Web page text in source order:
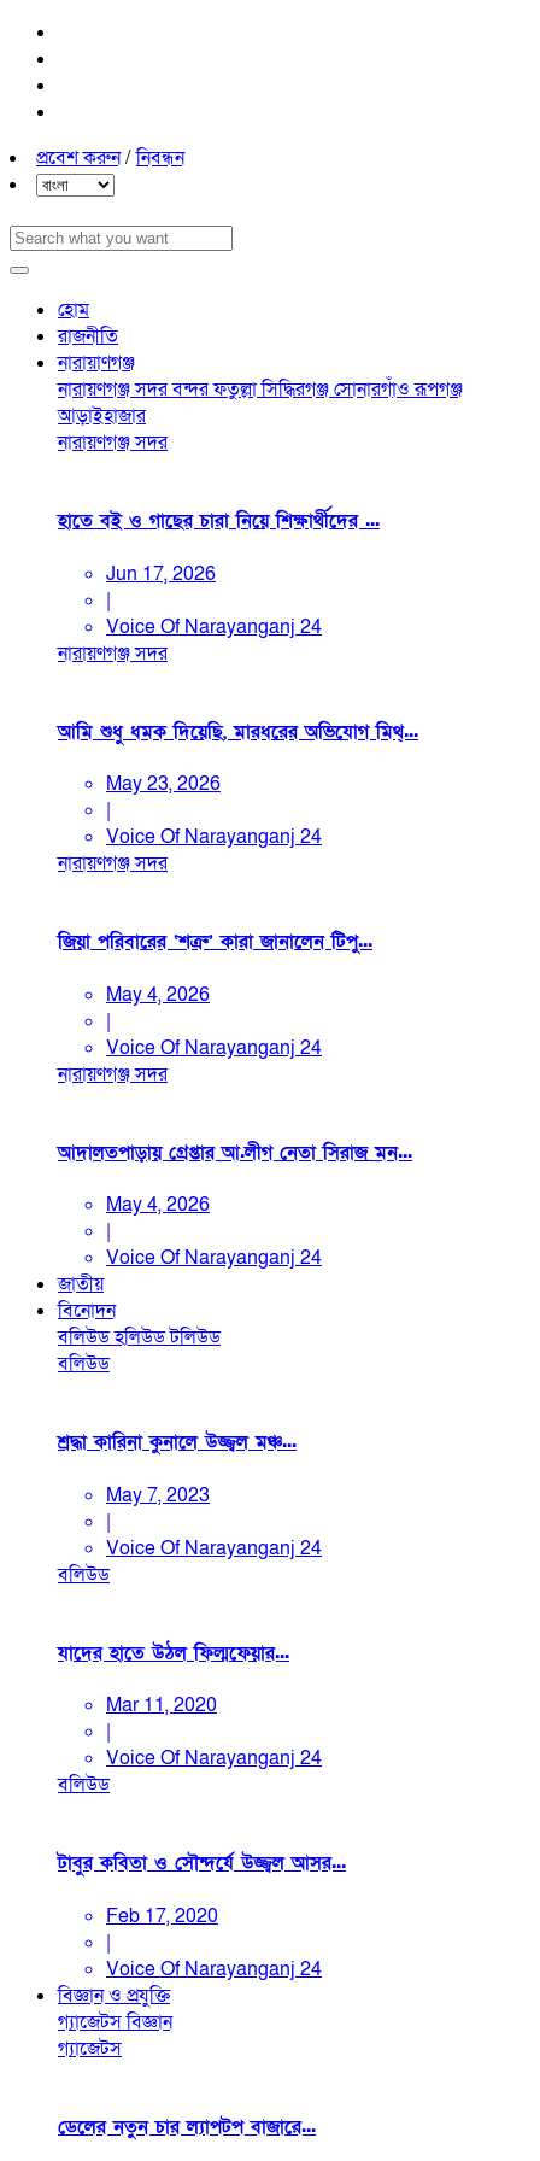
প্রবেশ করুন/নিবন্ধন
হোম
রাজনীতি
নারায়াণগঞ্জ
নারায়ণগঞ্জ সদরবন্দরফতুল্লাসিদ্ধিরগঞ্জসোনারগাঁওরূপগঞ্জ
আড়াইহাজার
নারায়ণগঞ্জ সদর
হাতে বই ও গাছের চারা নিয়ে শিক্ষার্থীদের ...
Jun 17, 2026
|
Voice Of Narayanganj 24
নারায়ণগঞ্জ সদর
আমি শুধু ধমক দিয়েছি, মারধরের অভিযোগ মিথ্...
May 23, 2026
|
Voice Of Narayanganj 24
নারায়ণগঞ্জ সদর
জিয়া পরিবারের ‘শত্রু’ কারা জানালেন টিপু...
May 4, 2026
|
Voice Of Narayanganj 24
নারায়ণগঞ্জ সদর
আদালতপাড়ায় গ্রেপ্তার আ.লীগ নেতা সিরাজ মন...
May 4, 2026
|
Voice Of Narayanganj 24
জাতীয়
বিনোদন
বলিউডহলিউডটলিউড
বলিউড
শ্রদ্ধা কারিনা কুনালে উজ্জ্বল মঞ্চ...
May 7, 2023
|
Voice Of Narayanganj 24
বলিউড
যাদের হাতে উঠল ফিল্মফেয়ার...
Mar 11, 2020
|
Voice Of Narayanganj 24
বলিউড
টাবুর কবিতা ও সৌন্দর্যে উজ্জ্বল আসর...
Feb 17, 2020
|
Voice Of Narayanganj 24
বিজ্ঞান ও প্রযুক্তি
গ্যাজেটসবিজ্ঞান
গ্যাজেটস
ডেলের নতুন চার ল্যাপটপ বাজারে...